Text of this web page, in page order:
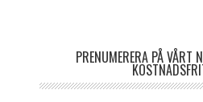
PRENUMERERA PÅ VÅRT